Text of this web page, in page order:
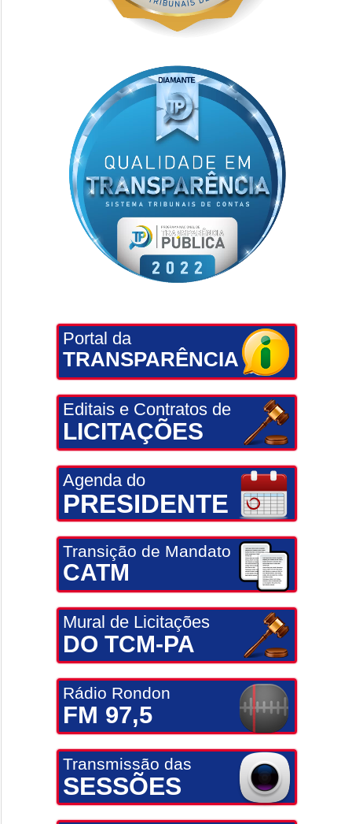
Portal da
TRANSPARÊNCIA
Editais e Contratos de
LICITAÇÕES
Agenda do
PRESIDENTE
Transição de Mandato
CATM
Mural de Licitações
DO TCM-PA
Rádio Rondon
FM 97,5
Transmissão das
SESSÕES